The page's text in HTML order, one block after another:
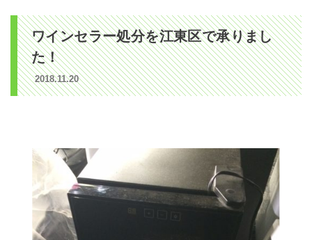
ワインセラー処分を江東区で承りまし
た！
2018.11.20